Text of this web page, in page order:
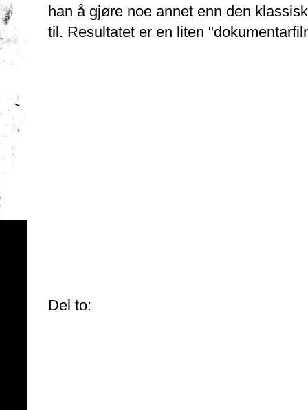
han å gjøre noe annet enn den
til. Resultatet er en liten
Del to: